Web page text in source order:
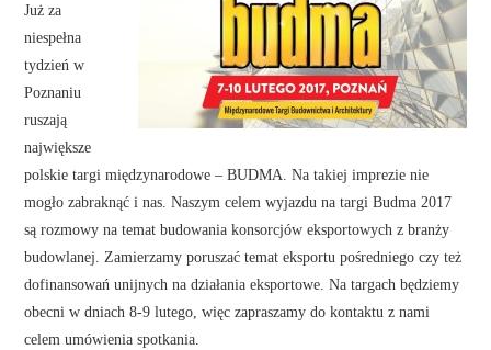
DOTACJE
KONTAKT
Już za
niespełna
tydzień w
Poznaniu
ruszają
największe
polskie targi międzynarodowe – BUDMA. Na takiej imprezie nie
mogło zabraknąć i nas. Naszym celem wyjazdu na targi Budma 2017
są rozmowy na temat budowania konsorcjów eksportowych z branży
budowlanej. Zamierzamy poruszać temat eksportu pośredniego czy też
dofinansowań unijnych na działania eksportowe. Na targach będziemy
obecni w dniach 8-9 lutego, więc zapraszamy do kontaktu z nami
celem umówienia spotkania.